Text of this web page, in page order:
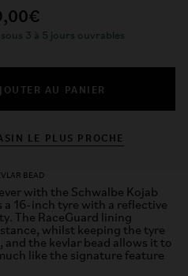
3 à 5 jours ouvrables
AU PANIER
LE PLUS PROCHE
BEAD
with the Schwalbe Kojab
a 16-inch tyre with a reflective
The RaceGuard lining
whilst keeping the tyre
the kevlar bead allows it to
like the signature feature